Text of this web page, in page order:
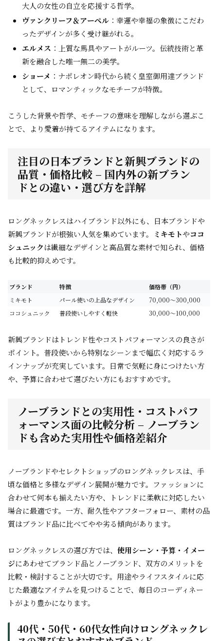
大人の女性の自立を応援する哲学。
ヴァンクリーフ＆アーペル ：幸運や幸福の象徴にこだわ
ったデザインが多く受け継がれる。
エルメス ：上質な馬具やアートがルーツ。伝統技術と革
新を融合した唯一無二の美学。
ショーメ ：ナポレオン時代から続く皇室御用達ブランド
として、ロマンティックなモチーフが特徴。
こうした背景や哲学、モチーフの意味を理解しながら選ぶこ
とで、より愛着が持てるアイテムになります。
注目の日本ブランドと新興ブランドの
品質・価格比較 – 国内外の新ブラン
ドとの違い・選び方を詳解
ロングネックレスはハイブランド以外にも、日本ブランドや
新興ブランドが根強い人気を集めています。
ミキモトやココ
シュニックは繊細なデザインと高品質な素材で知られ、価格
も比較的抑えめです。
ブランド 特徴
価格帯（円）
ミキモト
パール使いの上品なデザイン
70,000〜300,000
ココシュニック
普段使いしやすく軽快 30,000〜100,000
新興ブランドはトレンド性やコストパフォーマンスの良さが
ポイント。普段使いから特別なシーンまで幅広く対応するラ
インナップが充実しています。日常で気軽に身につけたい方
や、予算に合わせて選びたい方にもおすすめです。
ノーブランドとの実用性・コストパフ
ォーマンス面の比較分析 – ノーブラン
ドも含めた実用性や価格差紹介
ノーブランドやセレクトショップのロングネックレスは、手
頃な価格と多様なデザイン展開が魅力です。ファッションに
合わせて何本も揃えたい方や、トレンドに柔軟に対応したい
場合に最適です。一方、耐久性やアフターフォロー、素材の品
質はブランド品に比べてやや劣る傾向があります。
ロングネックレスの選び方では、 使用シーン・予算・イメー
ジにあわせてブランド品とノーブランド、双方のメリットを
比較・検討することが大切です。用途やライフスタイルに応
じた最適なアイテムを見つけることで、毎日のコーディネー
トがより豊かになります。
40代・50代・60代女性向けロングネックレ